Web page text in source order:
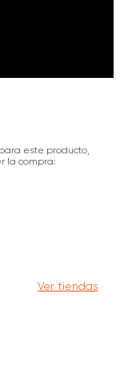
este producto,
la compra:
Ver tiendas